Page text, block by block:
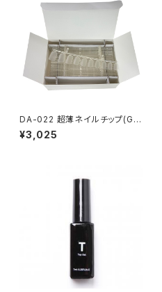
DA-022 超薄ネイルチップ(Gタ
イプ・手用・クリア) 1箱200枚
¥3,025